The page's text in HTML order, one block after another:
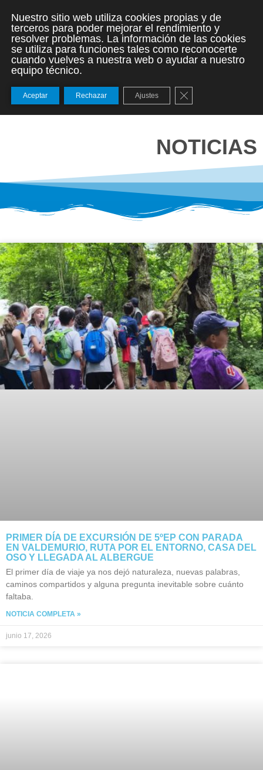
NOTICIAS
PRIMER DÍA DE EXCURSIÓN DE 5ºEP CON PARADA
EN VALDEMURIO, RUTA POR EL ENTORNO, CASA DEL
OSO Y LLEGADA AL ALBERGUE
El primer día de viaje ya nos dejó naturaleza, nuevas palabras,
caminos compartidos y alguna pregunta inevitable sobre cuánto
faltaba.
NOTICIA COMPLETA »
junio 17, 2026
Nuestro sitio web utiliza cookies propias y de
terceros para poder mejorar el rendimiento y
resolver problemas. La información de las cookies
se utiliza para funciones tales como reconocerte
cuando vuelves a nuestra web o ayudar a nuestro
equipo técnico.
Aceptar Rechazar Ajustes Cerrar el banner de